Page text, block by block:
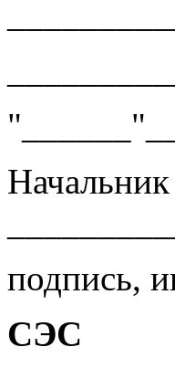
Начальник
подпись,
СЭС